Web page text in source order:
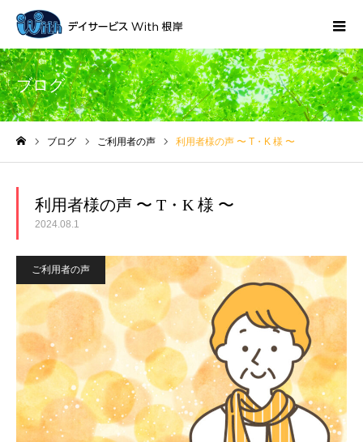
ブログ
ブログ ご利用者の声 利用者様の声 〜 T・K 様 〜
利用者様の声 〜 T・K 様 〜
2024.08.1
ご利用者の声